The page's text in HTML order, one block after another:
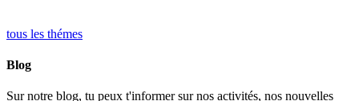
tous les thémes
Blog
Sur notre blog, tu peux t'informer sur nos activités, nos nouvelles